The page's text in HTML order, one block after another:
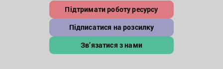
Підтримати роботу ресурсу
Підписатися на розсилку
Зв’язатися з нами